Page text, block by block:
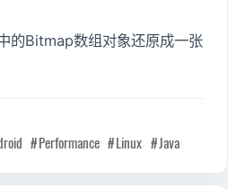
的Bitmap数组对象还原成一张
Performance Linux Java